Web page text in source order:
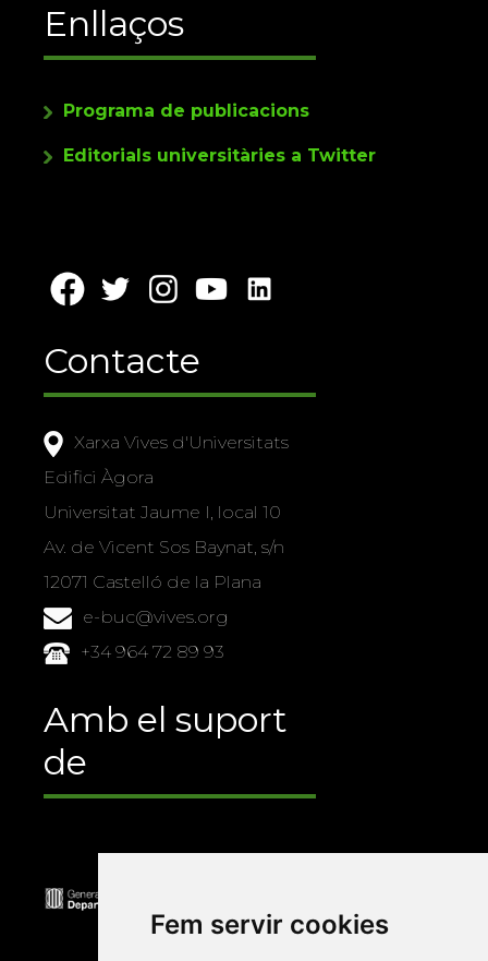
Fem servir cookies
Enllaços
Programa de publicacions
Editorials universitàries a Twitter
Contacte
Xarxa Vives d'Universitats
Edifici Àgora
Universitat Jaume I, local 10
Av. de Vicent Sos Baynat, s/n
12071 Castelló de la Plana
e-buc@vives.org
+34 964 72 89 93
Amb el suport
de